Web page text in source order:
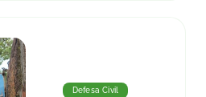
Defesa Civil